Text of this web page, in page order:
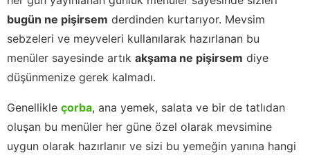
bugün ne pişirsem derdinden kurtarıyor. Mevsim
sebzeleri ve meyveleri kullanılarak hazırlanan bu
menüler sayesinde artık akşama ne pişirsem diye
düşünmenize gerek kalmadı.
Genellikle çorba, ana yemek, salata ve bir de tatlıdan
oluşan bu menüler her güne özel olarak mevsimine
uygun olarak hazırlanır ve sizi bu yemeğin yanına hangi